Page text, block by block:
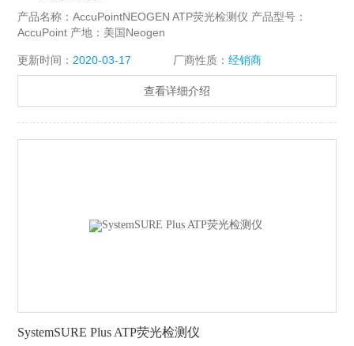
产品名称：AccuPointNEOGEN ATP荧光检测仪 产品型号：
AccuPoint 产地：美国Neogen
更新时间： 2020-03-17 厂商性质： 经销商
查看详细介绍
SystemSURE Plus ATP荧光检测仪